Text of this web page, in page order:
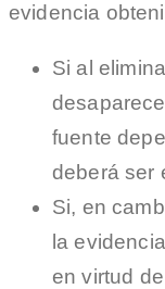
evidencia
Si al
fuente
deberá ser
Si, en
la
en virtud